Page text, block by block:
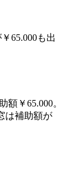
65.000も出